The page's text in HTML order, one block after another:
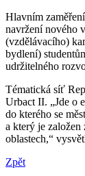
Hlavním
navržení nového
(vzdělávacího)
bydlení)
udržitelného
Tématická síť
Urbact II. „Jde o
do kterého se
a který je založen
oblastech,“
Zpět